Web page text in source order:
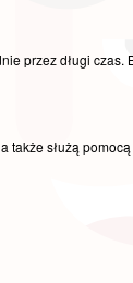
przez długi
służą